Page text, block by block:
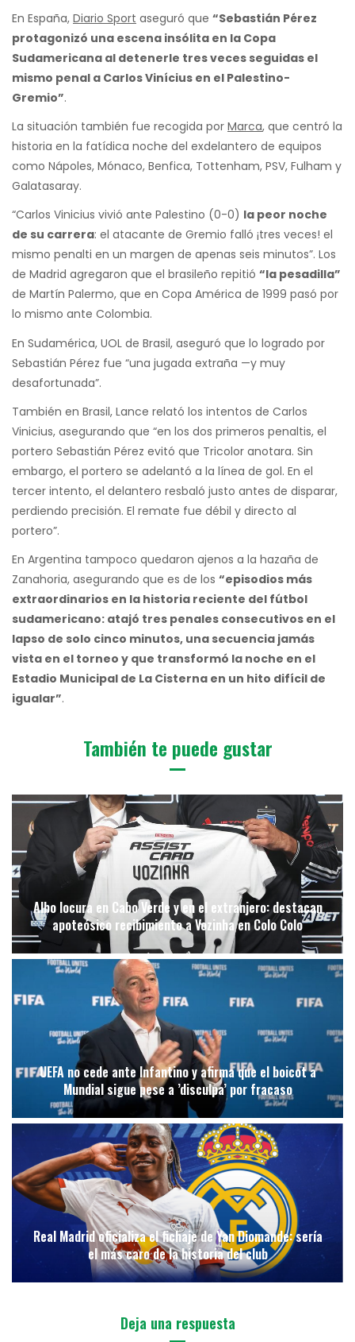
En España, Diario Sport aseguró que “Sebastián Pérez
protagonizó una escena insólita en la Copa
Sudamericana al detenerle tres veces seguidas el
mismo penal a Carlos Vinícius en el Palestino-
Gremio”.
La situación también fue recogida por Marca, que centró la
historia en la fatídica noche del exdelantero de equipos
como Nápoles, Mónaco, Benfica, Tottenham, PSV, Fulham y
Galatasaray.
“Carlos Vinicius vivió ante Palestino (0-0) la peor noche
de su carrera: el atacante de Gremio falló ¡tres veces! el
mismo penalti en un margen de apenas seis minutos”. Los
de Madrid agregaron que el brasileño repitió “la pesadilla”
de Martín Palermo, que en Copa América de 1999 pasó por
lo mismo ante Colombia.
En Sudamérica, UOL de Brasil, aseguró que lo logrado por
Sebastián Pérez fue “una jugada extraña —y muy
desafortunada”.
También en Brasil, Lance relató los intentos de Carlos
Vinicius, asegurando que “en los dos primeros penaltis, el
portero Sebastián Pérez evitó que Tricolor anotara. Sin
embargo, el portero se adelantó a la línea de gol. En el
tercer intento, el delantero resbaló justo antes de disparar,
perdiendo precisión. El remate fue débil y directo al
portero”.
En Argentina tampoco quedaron ajenos a la hazaña de
Zanahoria, asegurando que es de los “episodios más
extraordinarios en la historia reciente del fútbol
sudamericano: atajó tres penales consecutivos en el
lapso de solo cinco minutos, una secuencia jamás
vista en el torneo y que transformó la noche en el
Estadio Municipal de La Cisterna en un hito difícil de
igualar”.
También te puede gustar
Albo locura en Cabo Verde y en el extranjero: destacan
apoteósico recibimiento a Vozinha en Colo Colo
UEFA no cede ante Infantino y afirma que el boicot a
Mundial sigue pese a ’disculpa’ por fracaso
Real Madrid oficializa el fichaje de Yan Diomande: sería
el más caro de la historia del club
Deja una respuesta